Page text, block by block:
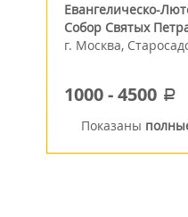
Евангелическо-
Собор Святых
г. Москва,
1000-4500 a
Показаны